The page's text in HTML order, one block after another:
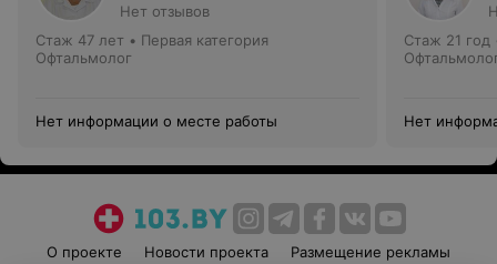
Нет отзывов
Стаж 47 лет • Первая категория
Офтальмолог
Нет информации о месте работы
Стаж 21 год
Нет
О проекте Новости проекта
Размещение рекламы